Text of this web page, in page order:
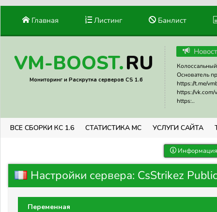
Главная Листинг Банлист
VM-BOOST.RU
Мониторинг и Раскрутка серверов CS 1.6
Основатель
https://t.me/
https://vk.com/
https:..
ВСЕ СБОРКИ КС 1.6 СТАТИСТИКА МС УСЛУГИ САЙТА
Настройки сервера: CsStrikez
Переменная